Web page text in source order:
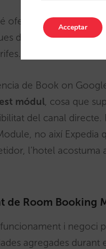
oferir contingut
de cancel·lació,
de Book on
módul, cosa que
del canal directe.
no així Expedia
l’hotel acostuma
de Room Booking
i negoci
agregades
Acceptar